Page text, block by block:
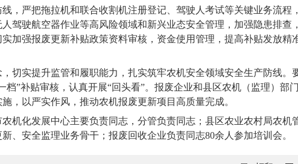
，严把拖拉机和联合收割机注册登记、驾驶人考试等关键业务流程
驾驶航空器作业等高风险领域和新兴业态安全管理，加强隐患排查
加强报废更新补贴政策资料审核，资金使用管理，提高补贴发放精
切实提升监管和履职能力，扎实筑牢农机安全领域安全生产防线。
”补贴审核，认真开展“回头看”。报废企业和县区农机（监理）部
，以严实作风，推动农机报废更新项目高质量完成。
机化发展中心主要负责同志，分管负责同志；县区农业农村局农机
、安全监理业务骨干；报废回收企业负责同志80余人参加培训会。